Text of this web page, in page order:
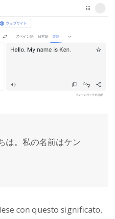
は。私の名前はケン
con questo significato,